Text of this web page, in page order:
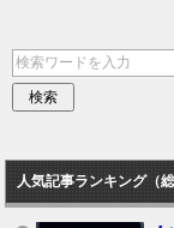
人気記事ランキング（総